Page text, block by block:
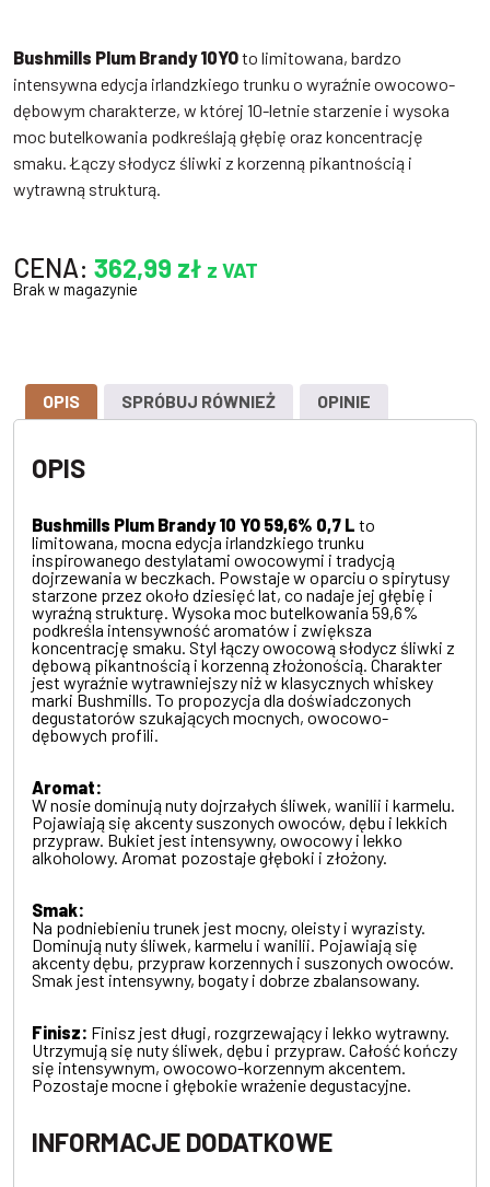
Bushmills Plum Brandy 10YOto limitowana, bardzo
intensywna edycja irlandzkiego trunku o wyraźnie owocowo-
dębowym charakterze, w której 10-letnie starzenie i wysoka
moc butelkowania podkreślają głębię oraz koncentrację
smaku. Łączy słodycz śliwki z korzenną pikantnością i
wytrawną strukturą.
CENA: 362,99 zł z VAT
Brak w magazynie
OPIS SPRÓBUJ RÓWNIEŻ OPINIE
OPIS
Bushmills Plum Brandy 10 YO 59,6% 0,7 L to
limitowana, mocna edycja irlandzkiego trunku
inspirowanego destylatami owocowymi i tradycją
dojrzewania w beczkach. Powstaje w oparciu o spirytusy
starzone przez około dziesięć lat, co nadaje jej głębię i
wyraźną strukturę. Wysoka moc butelkowania 59,6%
podkreśla intensywność aromatów i zwiększa
koncentrację smaku. Styl łączy owocową słodycz śliwki z
dębową pikantnością i korzenną złożonością. Charakter
jest wyraźnie wytrawniejszy niż w klasycznych whiskey
marki Bushmills. To propozycja dla doświadczonych
degustatorów szukających mocnych, owocowo-
dębowych profili.
Aromat:
W nosie dominują nuty dojrzałych śliwek, wanilii i karmelu.
Pojawiają się akcenty suszonych owoców, dębu i lekkich
przypraw. Bukiet jest intensywny, owocowy i lekko
alkoholowy. Aromat pozostaje głęboki i złożony.
Smak:
Na podniebieniu trunek jest mocny, oleisty i wyrazisty.
Dominują nuty śliwek, karmelu i wanilii. Pojawiają się
akcenty dębu, przypraw korzennych i suszonych owoców.
Smak jest intensywny, bogaty i dobrze zbalansowany.
Finisz: Finisz jest długi, rozgrzewający i lekko wytrawny.
Utrzymują się nuty śliwek, dębu i przypraw. Całość kończy
się intensywnym, owocowo-korzennym akcentem.
Pozostaje mocne i głębokie wrażenie degustacyjne.
INFORMACJE DODATKOWE